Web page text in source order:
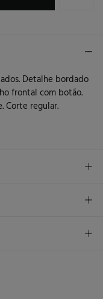
Detalhe bordado
frontal com botão.
Corte regular.